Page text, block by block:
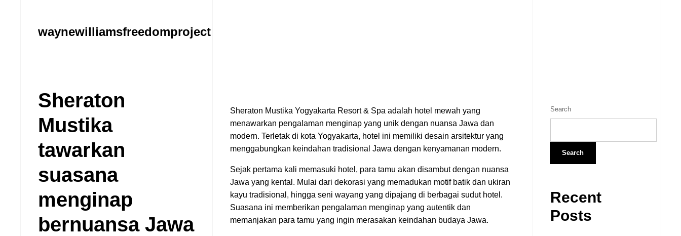
waynewilliamsfreedomproject
Sheraton
Mustika
tawarkan
suasana
menginap
bernuansa Jawa
Sheraton Mustika Yogyakarta Resort & Spa adalah hotel mewah yang
menawarkan pengalaman menginap yang unik dengan nuansa Jawa dan
modern. Terletak di kota Yogyakarta, hotel ini memiliki desain arsitektur yang
menggabungkan keindahan tradisional Jawa dengan kenyamanan modern.
Sejak pertama kali memasuki hotel, para tamu akan disambut dengan nuansa
Jawa yang kental. Mulai dari dekorasi yang memadukan motif batik dan ukiran
kayu tradisional, hingga seni wayang yang dipajang di berbagai sudut hotel.
Suasana ini memberikan pengalaman menginap yang autentik dan
memanjakan para tamu yang ingin merasakan keindahan budaya Jawa.
Search
Search
Recent
Posts